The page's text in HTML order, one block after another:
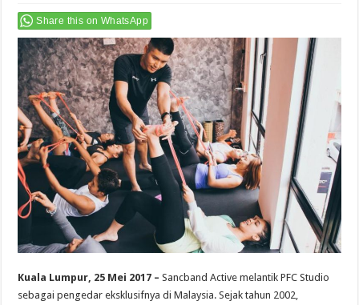
Share this on WhatsApp
Kuala Lumpur, 25 Mei 2017 – Sancband Active melantik PFC Studio
sebagai pengedar eksklusifnya di Malaysia. Sejak tahun 2002,